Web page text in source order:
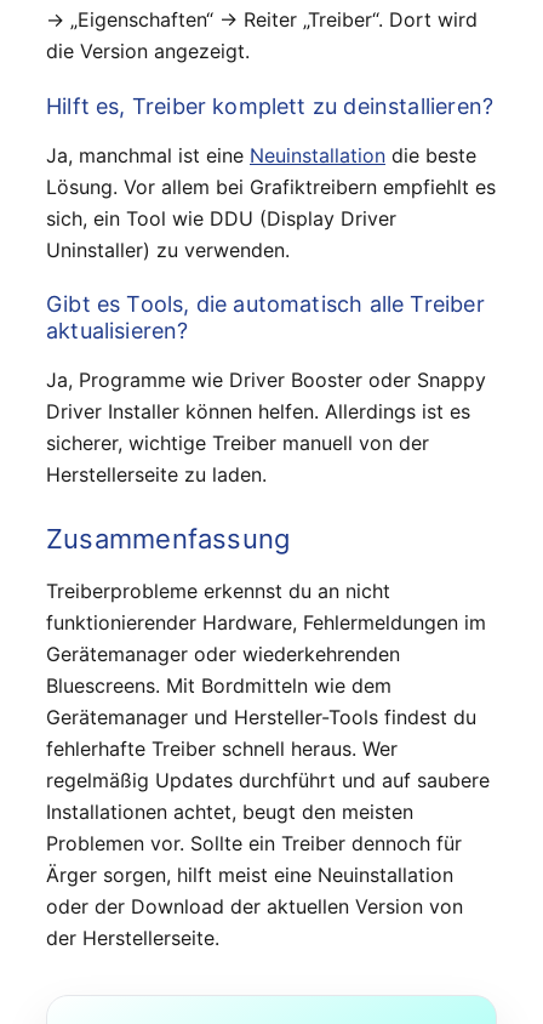
→ „Eigenschaften“ → Reiter „Treiber“. Dort wird
die Version angezeigt.
Hilft es, Treiber komplett zu deinstallieren?
Ja, manchmal ist eine Neuinstallation die beste
Lösung. Vor allem bei Grafiktreibern empfiehlt es
sich, ein Tool wie DDU (Display Driver
Uninstaller) zu verwenden.
Gibt es Tools, die automatisch alle Treiber
aktualisieren?
Ja, Programme wie Driver Booster oder Snappy
Driver Installer können helfen. Allerdings ist es
sicherer, wichtige Treiber manuell von der
Herstellerseite zu laden.
Zusammenfassung
Treiberprobleme erkennst du an nicht
funktionierender Hardware, Fehlermeldungen im
Gerätemanager oder wiederkehrenden
Bluescreens. Mit Bordmitteln wie dem
Gerätemanager und Hersteller-Tools findest du
fehlerhafte Treiber schnell heraus. Wer
regelmäßig Updates durchführt und auf saubere
Installationen achtet, beugt den meisten
Problemen vor. Sollte ein Treiber dennoch für
Ärger sorgen, hilft meist eine Neuinstallation
oder der Download der aktuellen Version von
der Herstellerseite.